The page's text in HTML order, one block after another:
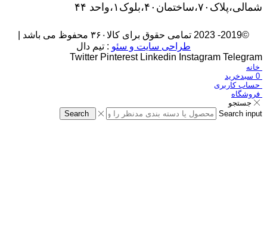
شمالی،پلاک۷۰،ساختمان۴۰،بلوک۱،واحد ۴۴
©2019- 2023 تمامی حقوق برای کالا۳۶۰ محفوظ می باشد |
طراحی سایت و سئو : تیم دال
Twitter Pinterest Linkedin Instagram Telegram
خانه
0 سبدخرید
حساب کاربری
فروشگاه
جستجو
Search input
Search